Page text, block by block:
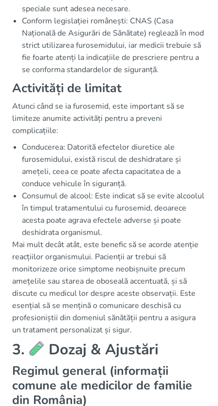
speciale sunt adesea necesare.
Conform legislației românești: CNAS (Casa
Națională de Asigurări de Sănătate) reglează în mod
strict utilizarea furosemidului, iar medicii trebuie să
fie foarte atenți la indicațiile de prescriere pentru a
se conforma standardelor de siguranță.
Activități de limitat
Atunci când se ia furosemid, este important să se
limitеze anumite activități pentru a preveni
complicațiile:
Conducerea: Datorită efectelor diuretice ale
furosemidului, există riscul de deshidratare și
amețeli, ceea ce poate afecta capacitatea de a
conduce vehicule în siguranță.
Consumul de alcool: Este indicat să se evite alcoolul
în timpul tratamentului cu furosemid, deoarece
acesta poate agrava efectele adverse și poate
deshidrata organismul.
Mai mult decât atât, este benefic să se acorde atenție
reacțiilor organismului. Pacienții ar trebui să
monitorizeze orice simptome neobișnuite precum
amețelile sau starea de oboseală accentuată, și să
discute cu medicul lor despre aceste observații. Este
esențial să se mențină o comunicare deschisă cu
profesioniștii din domeniul sănătății pentru a asigura
un tratament personalizat și sigur.
3. Dozaj & Ajustări
Regimul general (informații
comune ale medicilor de familie
din România)